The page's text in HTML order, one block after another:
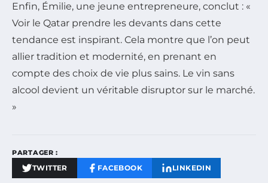
Enfin, Émilie, une jeune entrepreneure, conclut : «
Voir le Qatar prendre les devants dans cette
tendance est inspirant. Cela montre que l’on peut
allier tradition et modernité, en prenant en
compte des choix de vie plus sains. Le vin sans
alcool devient un véritable disruptor sur le marché.
»
PARTAGER :
TWITTER FACEBOOK LINKEDIN